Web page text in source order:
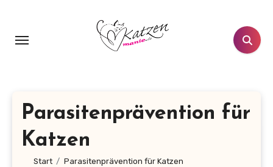
springen
Parasitenprävention für
Katzen
Start Parasitenprävention für Katzen